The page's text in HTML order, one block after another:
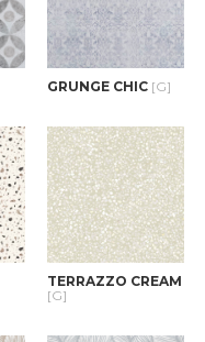
GRUNGE CHIC [G]
TERRAZZO CREAM
[G]